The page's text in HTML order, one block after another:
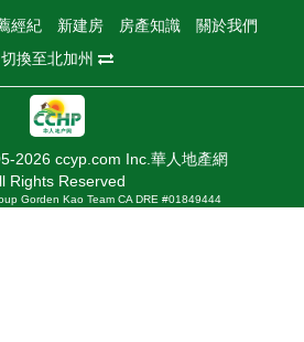
經紀 新建房 房產知識
關於我們
切換至北加州
2026 ccyp.com Inc.華人地產網
Rights Reserved
Gorden Kao Team CA DRE #01849444